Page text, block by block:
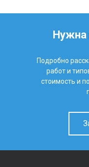
Нужна
Подробно
работ и
стоимость и